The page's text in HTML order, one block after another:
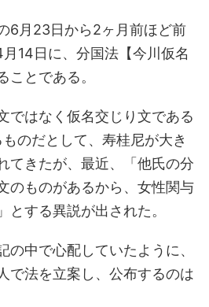
6月23日から2ヶ月前ほど前
14日に、分国法【今川仮名
ことである。
ではなく仮名交じり文である
のだとして、寿桂尼が大き
てきたが、最近、「他氏の分
のものがあるから、女性関与
とする異説が出された。
の中で心配していたように、
で法を立案し、公布するのは